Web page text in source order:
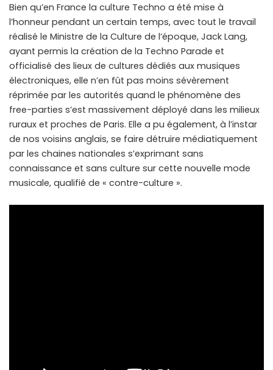
Bien qu’en France la culture Techno a été mise à
l’honneur pendant un certain temps, avec tout le travail
réalisé le Ministre de la Culture de l’époque, Jack Lang,
ayant permis la création de la Techno Parade et
officialisé des lieux de cultures dédiés aux musiques
électroniques, elle n’en fût pas moins sévèrement
réprimée par les autorités quand le phénomène des
free-parties s’est massivement déployé dans les milieux
ruraux et proches de Paris. Elle a pu également, à l’instar
de nos voisins anglais, se faire détruire médiatiquement
par les chaines nationales s’exprimant sans
connaissance et sans culture sur cette nouvelle mode
musicale, qualifié de « contre-culture ».